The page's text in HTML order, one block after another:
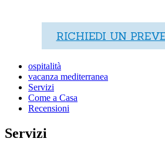
RICHIEDI UN
ospitalità
vacanza mediterranea
Servizi
Come a Casa
Recensioni
Servizi